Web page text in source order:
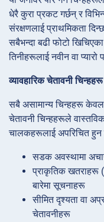
धेरै कुरा प्रकट गर्छन् र
संरक्षणलाई प्राथमिकता
सबैभन्दा बढी फोटो
तिनीहरूलाई नवीन वा प्यारो
व्यावहारिक चेतावनी
सबै असामान्य चिन्हहरू केवल
चेतावनी चिन्हहरूले
चालकहरूलाई अपरिचित
सडक अवस्थामा
प्राकृतिक खतराहरू
बारेमा सूचनाहरू
सीमित दृश्यता वा
चेतावनीहरू